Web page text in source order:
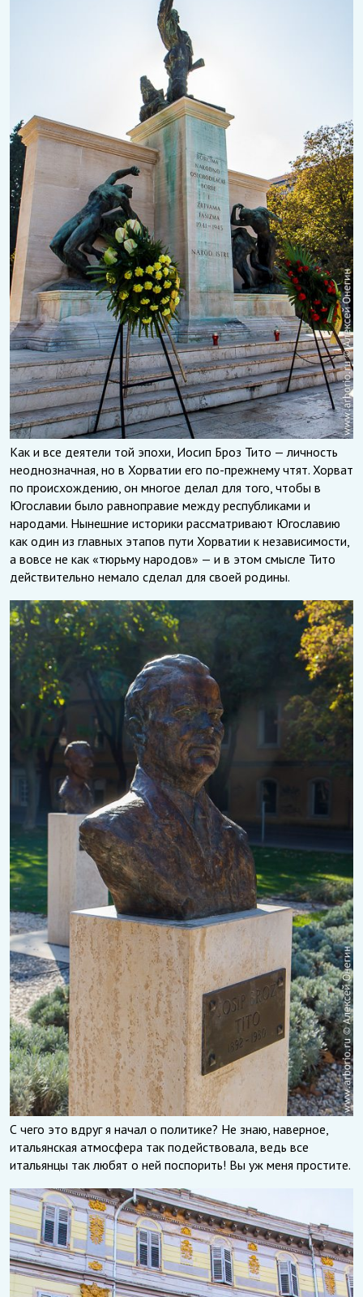
Как и все деятели той эпохи, Иосип Броз Тито — личность
неоднозначная, но в Хорватии его по-прежнему чтят. Хорват
по происхождению, он многое делал для того, чтобы в
Югославии было равноправие между республиками и
народами. Нынешние историки рассматривают Югославию
как один из главных этапов пути Хорватии к независимости,
а вовсе не как «тюрьму народов» — и в этом смысле Тито
действительно немало сделал для своей родины.
С чего это вдруг я начал о политике? Не знаю, наверное,
итальянская атмосфера так подействовала, ведь все
итальянцы так любят о ней поспорить! Вы уж меня простите.